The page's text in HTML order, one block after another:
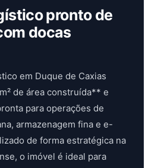
pronto de
docas
em Duque de Caxias
de área construída** e
para operações de
armazenagem fina e e-
de forma estratégica na
o imóvel é ideal para